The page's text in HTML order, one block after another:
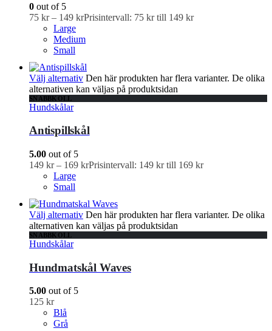
0 out of 5
75 kr – 149 krPrisintervall: 75 kr till 149 kr
Large
Medium
Small
Välj alternativ Den här produkten har flera varianter. De olika
alternativen kan väljas på produktsidan
SNABBKOLL
Hundskålar
Antispillskål
5.00 out of 5
149 kr – 169 krPrisintervall: 149 kr till 169 kr
Large
Small
Välj alternativ Den här produkten har flera varianter. De olika
alternativen kan väljas på produktsidan
SNABBKOLL
Hundskålar
Hundmatskål Waves
5.00 out of 5
125 kr
Blå
Grå